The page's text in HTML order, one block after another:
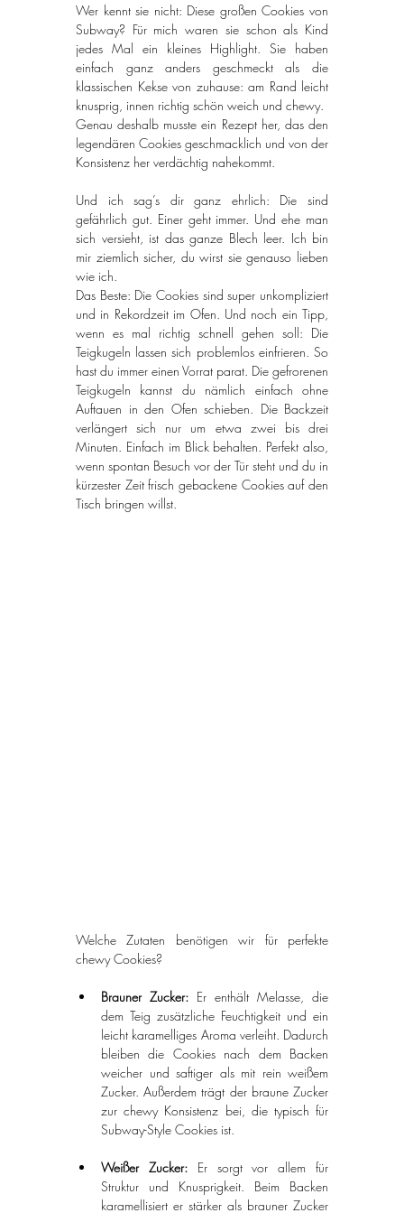
Wer kennt sie nicht: Diese großen Cookies von
Subway? Für mich waren sie schon als Kind
jedes Mal ein kleines Highlight. Sie haben
einfach ganz anders geschmeckt als die
klassischen Kekse von zuhause: am Rand leicht
knusprig, innen richtig schön weich und chewy.
Genau deshalb musste ein Rezept her, das den
legendären Cookies geschmacklich und von der
Konsistenz her verdächtig nahekommt.
Und ich sag’s dir ganz ehrlich: Die sind
gefährlich gut. Einer geht immer. Und ehe man
sich versieht, ist das ganze Blech leer. Ich bin
mir ziemlich sicher, du wirst sie genauso lieben
wie ich.
Das Beste: Die Cookies sind super unkompliziert
und in Rekordzeit im Ofen. Und noch ein Tipp,
wenn es mal richtig schnell gehen soll: Die
Teigkugeln lassen sich problemlos einfrieren. So
hast du immer einen Vorrat parat. Die gefrorenen
Teigkugeln kannst du nämlich einfach ohne
Auftauen in den Ofen schieben. Die Backzeit
verlängert sich nur um etwa zwei bis drei
Minuten. Einfach im Blick behalten. Perfekt also,
wenn spontan Besuch vor der Tür steht und du in
kürzester Zeit frisch gebackene Cookies auf den
Tisch bringen willst.
Welche Zutaten benötigen wir für perfekte
chewy Cookies?
Brauner Zucker: Er enthält Melasse, die
dem Teig zusätzliche Feuchtigkeit und ein
leicht karamelliges Aroma verleiht. Dadurch
bleiben die Cookies nach dem Backen
weicher und saftiger als mit rein weißem
Zucker. Außerdem trägt der braune Zucker
zur chewy Konsistenz bei, die typisch für
Subway-Style Cookies ist.
Weißer Zucker: Er sorgt vor allem für
Struktur und Knusprigkeit. Beim Backen
karamellisiert er stärker als brauner Zucker